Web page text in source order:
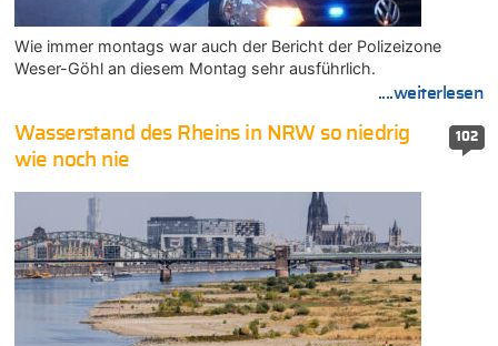
Wie immer montags war auch der Bericht der Polizeizone
Weser-Göhl an diesem Montag sehr ausführlich.
....weiterlesen
102
Wasserstand des Rheins in NRW so niedrig
wie noch nie